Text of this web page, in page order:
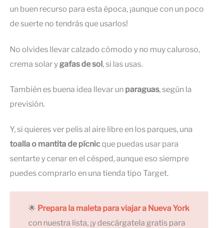
un buen recurso para esta época, ¡aunque con un poco
de suerte no tendrás que usarlos!
No olvides llevar calzado cómodo y no muy caluroso,
crema solar y gafas de sol, si las usas.
También es buena idea llevar un paraguas, según la
previsión.
Y, si quieres ver pelis al aire libre en los parques, una
toalla o mantita de pícnicque puedas usar para
sentarte y cenar en el césped, aunque eso siempre
puedes comprarlo en una tienda tipo Target.
🌟 Prepara la maleta para viajar a Nueva York
con nuestra lista, ¡y descárgatela gratis para